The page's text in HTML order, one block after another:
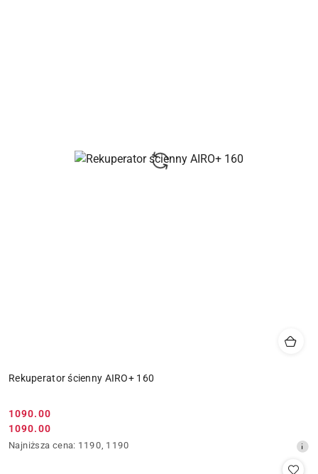
Rekuperator ścienny AIRO+ 160
Cena
promocyjna:
1090.00
Cena
promocyjna:
1090.00
Najniższa
Najniższa cena: 1190, 1190